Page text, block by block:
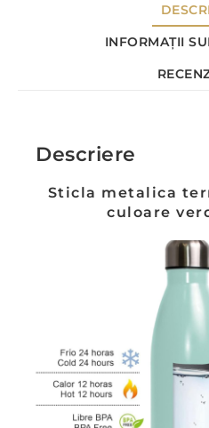
INFORMAȚII
Descriere
Sticla metalica
culoare